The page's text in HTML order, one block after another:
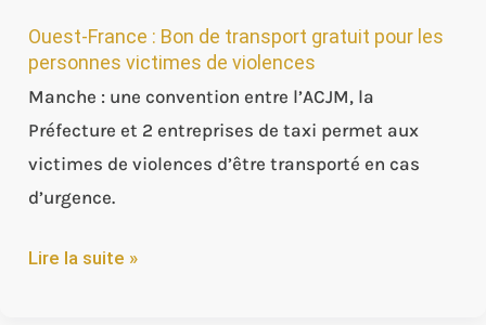
Ouest-France : Bon de transport gratuit pour les
personnes victimes de violences
Manche : une convention entre l’ACJM, la
Préfecture et 2 entreprises de taxi permet aux
victimes de violences d’être transporté en cas
d’urgence.
Lire la suite »